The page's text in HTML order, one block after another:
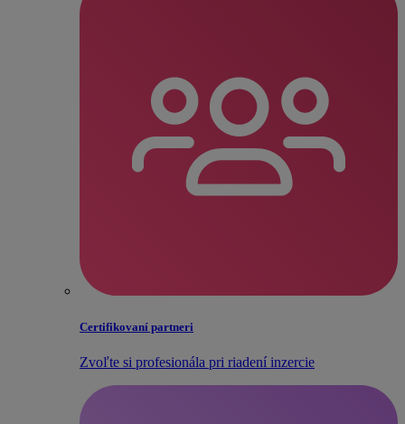
Certifikovaní partneri
Zvoľte si profesionála pri riadení inzercie